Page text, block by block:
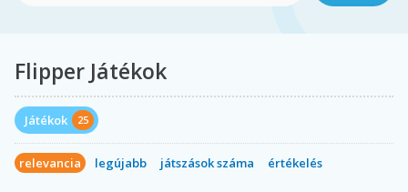
Flipper Játékok
Játékok 25
relevancia legújabb játszások száma értékelés